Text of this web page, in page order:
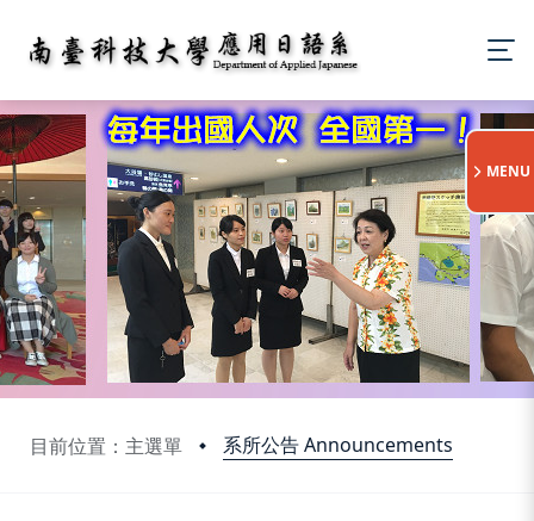
目前位置：主選單 系所公告 Announcements
:::
MENU